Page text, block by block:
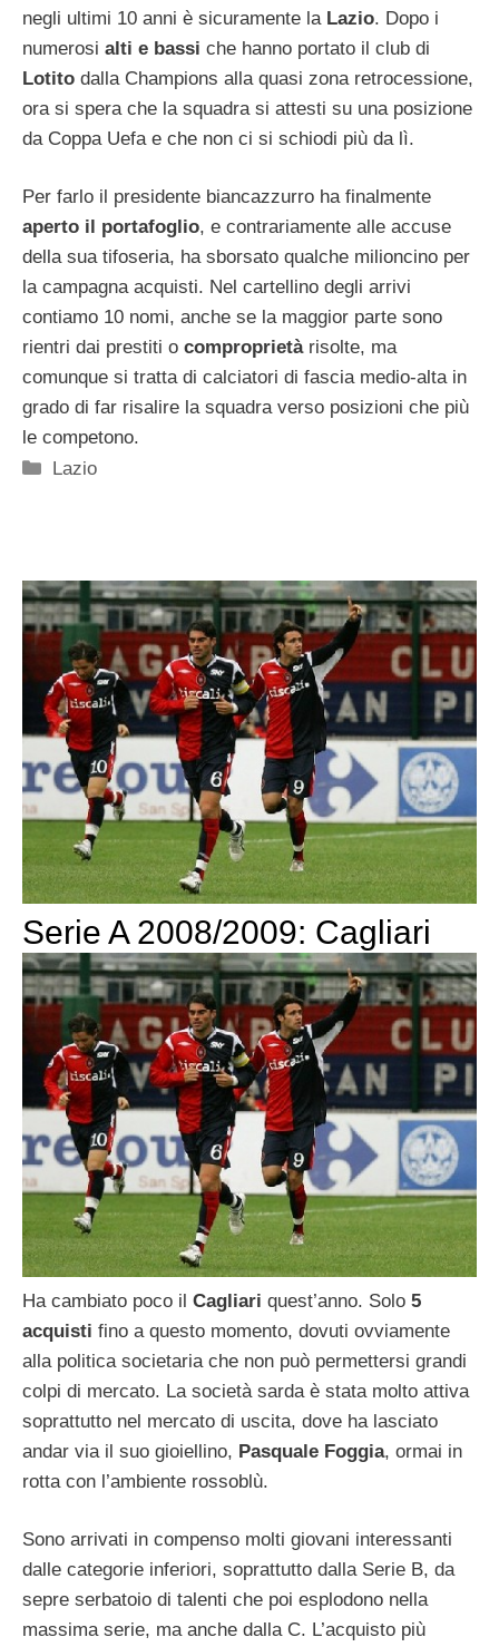
negli ultimi 10 anni è sicuramente la Lazio. Dopo i
numerosi alti e bassi che hanno portato il club di
Lotito dalla Champions alla quasi zona retrocessione,
ora si spera che la squadra si attesti su una posizione
da Coppa Uefa e che non ci si schiodi più da lì.
Per farlo il presidente biancazzurro ha finalmente
aperto il portafoglio, e contrariamente alle accuse
della sua tifoseria, ha sborsato qualche milioncino per
la campagna acquisti. Nel cartellino degli arrivi
contiamo 10 nomi, anche se la maggior parte sono
rientri dai prestiti o comproprietà risolte, ma
comunque si tratta di calciatori di fascia medio-alta in
grado di far risalire la squadra verso posizioni che più
le competono.
Categorie
Lazio
Serie A 2008/2009: Cagliari
Ha cambiato poco il Cagliari quest’anno. Solo 5
acquisti fino a questo momento, dovuti ovviamente
alla politica societaria che non può permettersi grandi
colpi di mercato. La società sarda è stata molto attiva
soprattutto nel mercato di uscita, dove ha lasciato
andar via il suo gioiellino, Pasquale Foggia, ormai in
rotta con l’ambiente rossoblù.
Sono arrivati in compenso molti giovani interessanti
dalle categorie inferiori, soprattutto dalla Serie B, da
sepre serbatoio di talenti che poi esplodono nella
massima serie, ma anche dalla C. L’acquisto più